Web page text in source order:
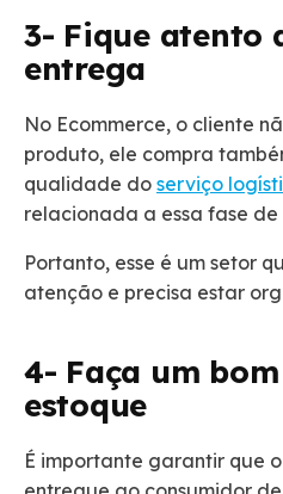
3- Fique atento
entrega
No Ecommerce, o cliente
produto, ele compra
qualidade do serviço
relacionada a essa fase de
Portanto, esse é um setor
atenção e precisa estar
4- Faça um
estoque
É importante garantir que